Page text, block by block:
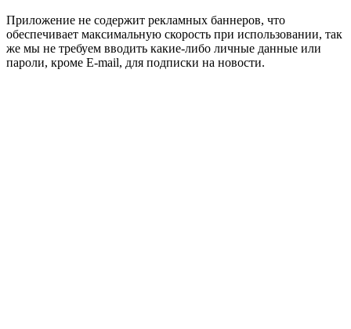
Приложение не содержит рекламных баннеров, что
обеспечивает максимальную скорость при использовании, так
же мы не требуем вводить какие-либо личные данные или
пароли, кроме E-mail, для подписки на новости.